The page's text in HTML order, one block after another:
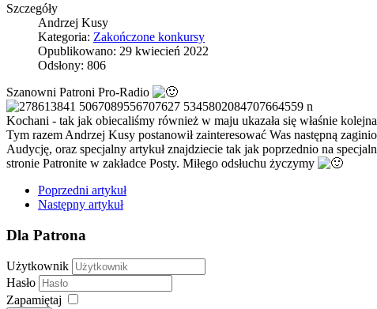
Szczegóły
Andrzej Kusy
Kategoria: Zakończone konkursy
Opublikowano: 29 kwiecień 2022
Odsłony: 806
Szanowni Patroni Pro-Radio
Kochani - tak jak obiecaliśmy również w maju ukazała się właśnie
Tym razem Andrzej Kusy postanowił zainteresować Was następną
Audycję, oraz specjalny artykuł znajdziecie tak jak poprzednio na
stronie Patronite w zakładce Posty. Miłego odsłuchu życzymy
Poprzedni artykuł
Następny artykuł
Dla Patrona
Użytkownik
Hasło
Zapamiętaj